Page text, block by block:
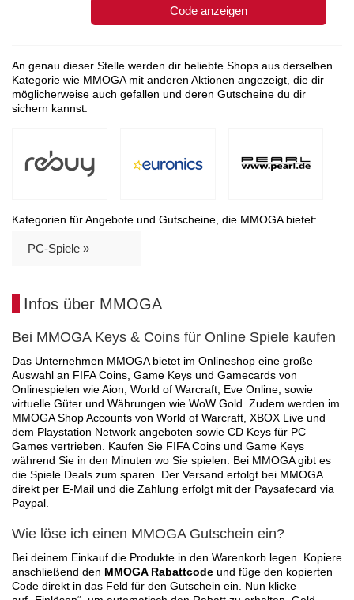
Code anzeigen
An genau dieser Stelle werden dir beliebte Shops aus derselben
Kategorie wie MMOGA mit anderen Aktionen angezeigt, die dir
möglicherweise auch gefallen und deren Gutscheine du dir
sichern kannst.
Kategorien für Angebote und Gutscheine, die MMOGA bietet:
PC-Spiele »
Infos über MMOGA
Bei MMOGA Keys & Coins für Online Spiele kaufen
Das Unternehmen MMOGA bietet im Onlineshop eine große
Auswahl an FIFA Coins, Game Keys und Gamecards von
Onlinespielen wie Aion, World of Warcraft, Eve Online, sowie
virtuelle Güter und Währungen wie WoW Gold. Zudem werden im
MMOGA Shop Accounts von World of Warcraft, XBOX Live und
dem Playstation Network angeboten sowie CD Keys für PC
Games vertrieben. Kaufen Sie FIFA Coins und Game Keys
während Sie in den Minuten wo Sie spielen. Bei MMOGA gibt es
die Spiele Deals zum sparen. Der Versand erfolgt bei MMOGA
direkt per E-Mail und die Zahlung erfolgt mit der Paysafecard via
Paypal.
Wie löse ich einen MMOGA Gutschein ein?
Bei deinem Einkauf die Produkte in den Warenkorb legen. Kopiere
anschließend den MMOGA Rabattcode und füge den kopierten
Code direkt in das Feld für den Gutschein ein. Nun klicke